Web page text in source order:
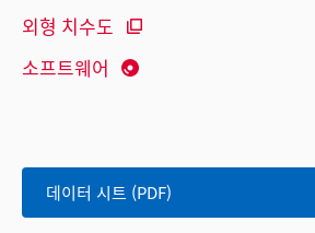
외형 치수도
소프트웨어
데이터 시트 (PDF)